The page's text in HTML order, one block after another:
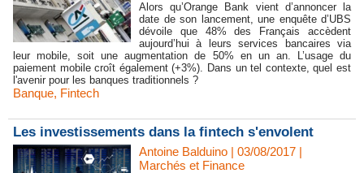
Alors qu’Orange Bank vient d’annoncer la
date de son lancement, une enquête d’UBS
dévoile que 48% des Français accèdent
aujourd’hui à leurs services bancaires via
leur mobile, soit une augmentation de 50% en un an. L’usage du
paiement mobile croît également (+3%). Dans un tel contexte, quel est
l'avenir pour les banques traditionnels ?
Banque, Fintech
Les investissements dans la fintech s'envolent
Antoine Balduino | 03/08/2017 |
Marchés et Finance